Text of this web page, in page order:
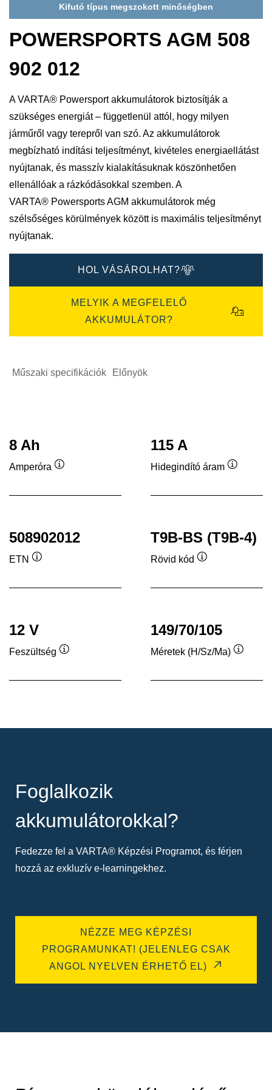
Kifutó típus megszokott minőségben
POWERSPORTS AGM 508
902 012
A VARTA® Powersport akkumulátorok biztosítják a
szükséges energiát – függetlenül attól, hogy milyen
járműről vagy terepről van szó. Az akkumulátorok
megbízható indítási teljesítményt, kivételes energiaellátást
nyújtanak, és masszív kialakításuknak köszönhetően
ellenállóak a rázkódásokkal szemben. A
VARTA® Powersports AGM akkumulátorok még
szélsőséges körülmények között is maximális teljesítményt
nyújtanak.
HOL VÁSÁROLHAT?
MELYIK A MEGFELELŐ
AKKUMULÁTOR?
Műszaki specifikációk Előnyök
8 Ah
Amperóra
115 A
Hidegindító áram
508902012
ETN
T9B-BS (T9B-4)
Rövid kód
12 V
Feszültség
149/70/105
Méretek (H/Sz/Ma)
Foglalkozik
akkumulátorokkal?
Fedezze fel a VARTA® Képzési Programot, és férjen
hozzá az exkluzív e-learningekhez.
NÉZZE MEG KÉPZÉSI
PROGRAMUNKAT! (JELENLEG CSAK
ANGOL NYELVEN ÉRHETŐ EL)